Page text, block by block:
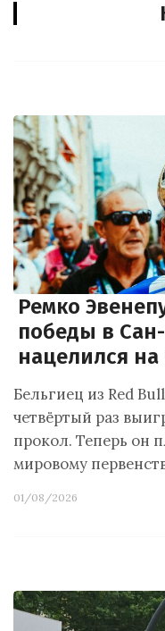
Ремко
победы в
нацелился
Бельгиец из Red
четвёртый раз
прокол. Теперь он
мировому
01/08/2026